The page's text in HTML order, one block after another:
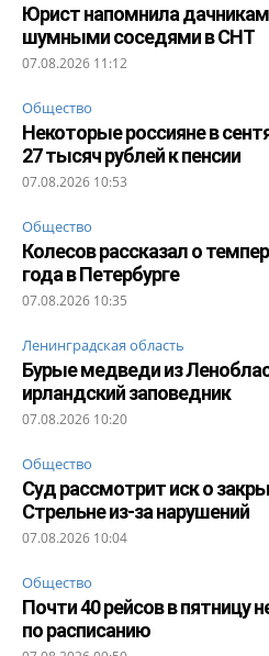
Юрист напомнила
шумными соседями в СНТ
07.08.2026 11:12
Общество
Некоторые россияне в
27 тысяч рублей к пенсии
07.08.2026 10:53
Общество
Колесов рассказал о
года в Петербурге
07.08.2026 10:35
Ленинградская область
Бурые медведи из
ирландский заповедник
07.08.2026 10:20
Общество
Суд рассмотрит иск о
Стрельне из-за нарушений
07.08.2026 10:04
Общество
Почти 40 рейсов в пятницу
по расписанию